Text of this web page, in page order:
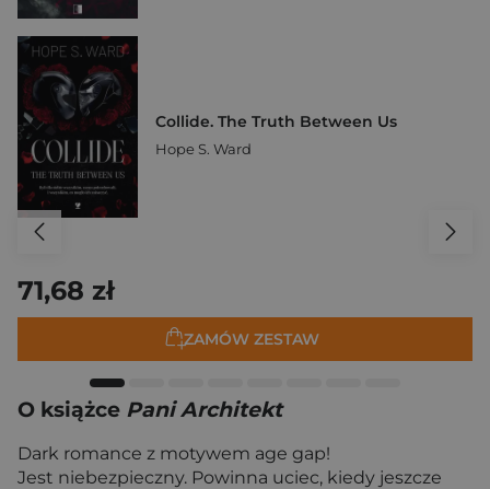
Collide. The Truth Between Us
Hope S. Ward
71,68 zł
ZAMÓW ZESTAW
O książce Pani Architekt
Dark romance z motywem age gap!
Jest niebezpieczny. Powinna uciec, kiedy jeszcze